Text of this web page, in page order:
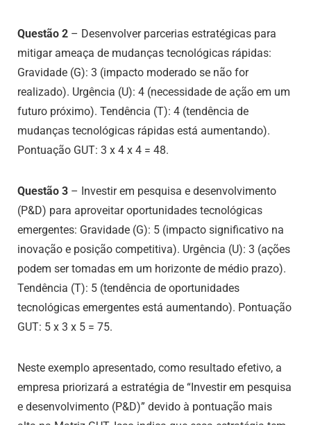
Questão 2 – Desenvolver parcerias estratégicas para
mitigar ameaça de mudanças tecnológicas rápidas:
Gravidade (G): 3 (impacto moderado se não for
realizado). Urgência (U): 4 (necessidade de ação em um
futuro próximo). Tendência (T): 4 (tendência de
mudanças tecnológicas rápidas está aumentando).
Pontuação GUT: 3 x 4 x 4 = 48.
Questão 3 – Investir em pesquisa e desenvolvimento
(P&D) para aproveitar oportunidades tecnológicas
emergentes: Gravidade (G): 5 (impacto significativo na
inovação e posição competitiva). Urgência (U): 3 (ações
podem ser tomadas em um horizonte de médio prazo).
Tendência (T): 5 (tendência de oportunidades
tecnológicas emergentes está aumentando). Pontuação
GUT: 5 x 3 x 5 = 75.
Neste exemplo apresentado, como resultado efetivo, a
empresa priorizará a estratégia de “Investir em pesquisa
e desenvolvimento (P&D)” devido à pontuação mais